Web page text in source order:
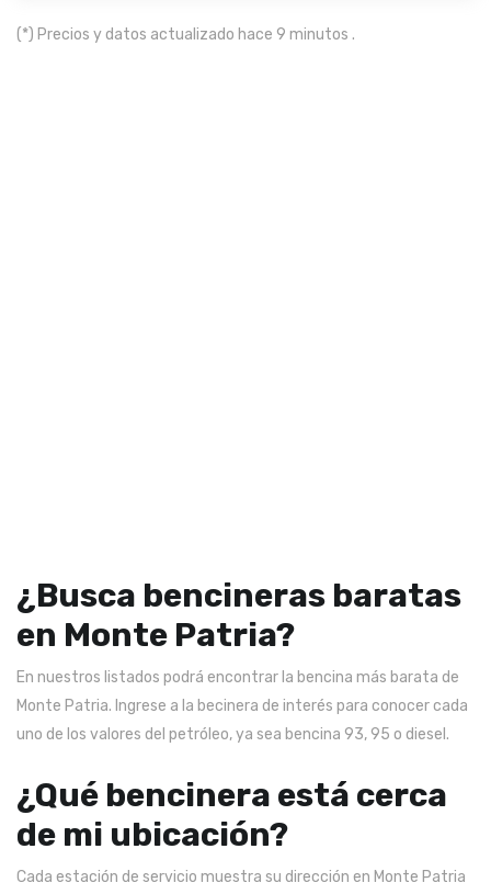
(*) Precios y datos actualizado hace 9 minutos .
¿Busca bencineras baratas
en Monte Patria?
En nuestros listados podrá encontrar la bencina más barata de
Monte Patria. Ingrese a la becinera de interés para conocer cada
uno de los valores del petróleo, ya sea bencina 93, 95 o diesel.
¿Qué bencinera está cerca
de mi ubicación?
Cada estación de servicio muestra su dirección en Monte Patria